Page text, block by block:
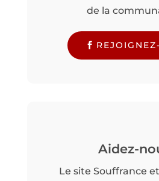
de la
Aidez-
Le site Souffrance